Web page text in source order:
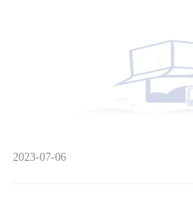
2023-07-06